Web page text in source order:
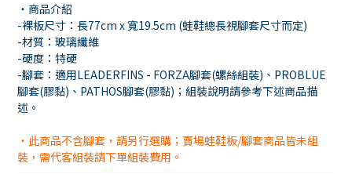
・商品介紹
-裸板尺寸：長77cm x 寬19.5cm (蛙鞋總長視腳套尺寸而定)
-材質：玻璃纖維
-硬度：特硬
-腳套：適用LEADERFINS - FORZA腳套(螺絲組裝)、PROBLUE
腳套(膠黏)、PATHOS腳套(膠黏)；組裝說明請參考下述商品描
述。
・此商品不含腳套，請另行選購；賣場蛙鞋板/腳套商品皆未組
裝，需代客組裝請下單組裝費用。